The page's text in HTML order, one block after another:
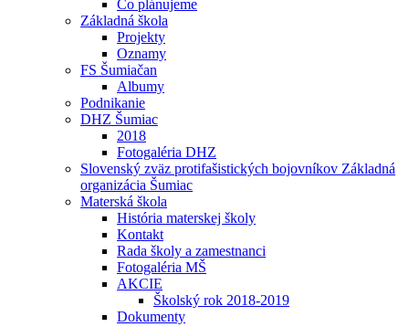
Čo plánujeme
Základná škola
Projekty
Oznamy
FS Šumiačan
Albumy
Podnikanie
DHZ Šumiac
2018
Fotogaléria DHZ
Slovenský zväz protifašistických bojovníkov Základná
organizácia Šumiac
Materská škola
História materskej školy
Kontakt
Rada školy a zamestnanci
Fotogaléria MŠ
AKCIE
Školský rok 2018-2019
Dokumenty